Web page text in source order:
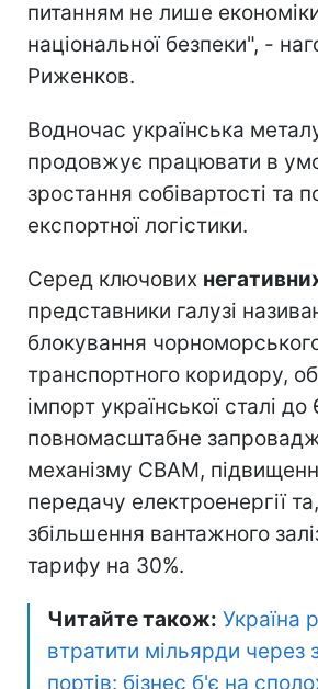
питанням не лише
національної безпеки", -
Риженков.
Водночас українська
продовжує працювати в
зростання собівартості та
експортної логістики.
Серед ключових
представники галузі
блокування
транспортного коридору,
імпорт української сталі до
повномасштабне
механізму CBAM,
передачу електроенергії
збільшення вантажного
тарифу на 30%.
Читайте також: Україна
втратити мільярди через
портів: бізнес б'є на